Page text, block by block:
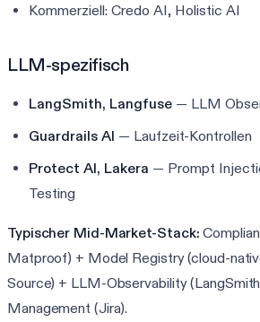
Kommerziell: Credo AI, Holistic AI
LLM-spezifisch
LangSmith, Langfuse — LLM
Guardrails AI — Laufzeit-Kontrollen
Protect AI, Lakera — Prompt
Testing
Typischer Mid-Market-Stack:
Matproof) + Model Registry (cloud-
Source) + LLM-Observability
Management (Jira).